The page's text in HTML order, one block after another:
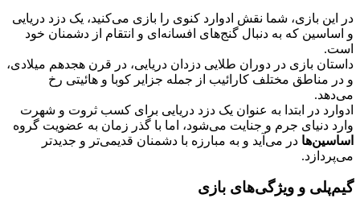
در این بازی، شما نقش ادوارد کنوی را بازی می‌کنید، یک دزد دریایی
و اساسین که به دنبال گنج‌های افسانه‌ای و انتقام از دشمنان خود
است.
داستان بازی در دوران طلایی دزدان دریایی، در قرن هجدهم میلادی،
و در مناطق مختلف کارائیب از جمله جزایر کوبا و هائیتی رخ
می‌دهد.
ادوارد در ابتدا به عنوان یک دزد دریایی برای کسب ثروت و شهرت
وارد دنیای جرم و جنایت می‌شود، اما با گذر زمان به عضویت گروه
اساسین‌ها در می‌آید و به مبارزه با دشمنان قدیمی‌تر و جدیدتر
می‌پردازد.
گیم‌پلی و ویژگی‌های بازی